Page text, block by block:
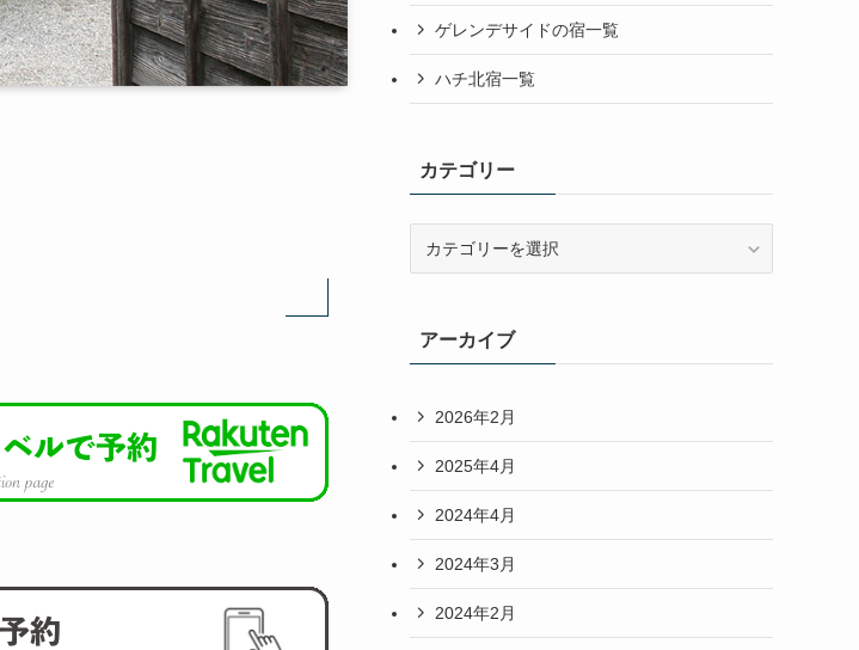
ゲレンデサイドの宿一覧
ハチ北宿一覧
カテゴリー
ーアーカイブ
2026年2月
2025年4月
2024年4月
2024年3月
2024年2月